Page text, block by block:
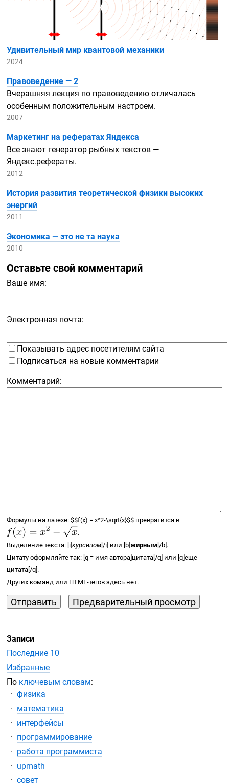
Удивительный мир квантовой механики
2024
Правоведение — 2
Вчерашняя лекция по правоведению отличалась
особенным положительным настроем.
2007
Маркетинг на рефератах Яндекса
Все знают генератор рыбных текстов —
Яндекс.рефераты.
2012
История развития теоретической физики высоких
энергий
2011
Экономика — это не та наука
2010
Оставьте свой комментарий
Ваше имя:
Электронная почта:
Показывать адрес посетителям сайта
Подписаться на новые комментарии
Комментарий:
Формулы на латехе:$$f(x) =x^2-\sqrt{x}$$ превратится в
.
Выделение текста: [i]курсивом [/i] или [b]жирным [/b].
Цитату оформляйте так: [q = имя автора]цитата[/q] или [q]еще
цитата[/q].
Других команд или HTML-тегов здесь нет.
Записи
Последние 10
Избранные
По ключевым словам:
физика
математика
интерфейсы
программирование
работа программиста
upmath
совет